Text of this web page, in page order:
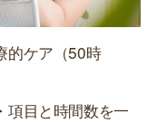
的ケア（50時
項目と時間数を一